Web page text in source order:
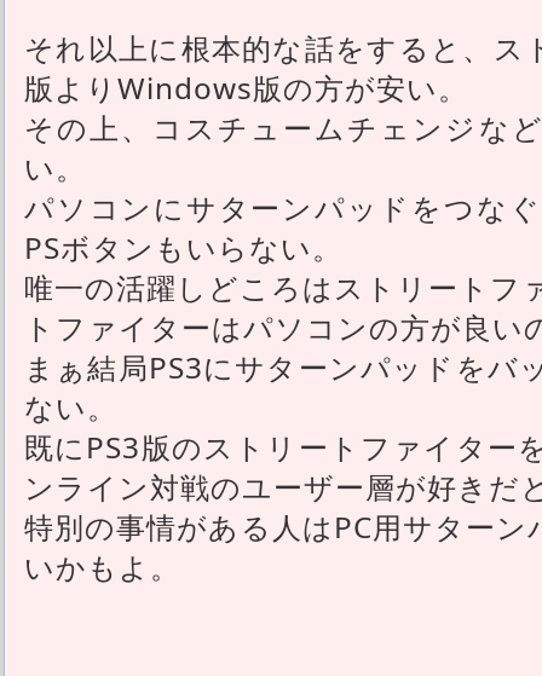
それ以上に根本的な話をすると、ス
版よりWindows版の方が安い。
その上、コスチュームチェンジな
い。
パソコンにサターンパッドをつな
PSボタンもいらない。
唯一の活躍しどころはストリートフ
トファイターはパソコンの方が良い
まぁ結局PS3にサターンパッドをバ
ない。
既にPS3版のストリートファイター
ンライン対戦のユーザー層が好きだ
特別の事情がある人はPC用サター
いかもよ。